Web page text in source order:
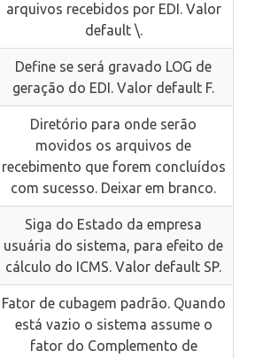
arquivos recebidos por EDI. Valor
default \.
Define se será gravado LOG de
geração do EDI. Valor default F.
Diretório para onde serão
movidos os arquivos de
recebimento que forem concluídos
com sucesso. Deixar em branco.
Siga do Estado da empresa
usuária do sistema, para efeito de
cálculo do ICMS. Valor default SP.
Fator de cubagem padrão. Quando
está vazio o sistema assume o
fator do Complemento de